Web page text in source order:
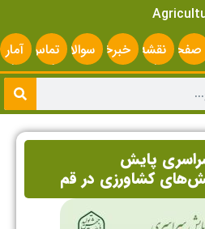
صفحه
اصلی
نقشه
سایت
خبرخوانسوالات
متداول
تماس
با ما
آمار
پایش
کشاورزی در قم